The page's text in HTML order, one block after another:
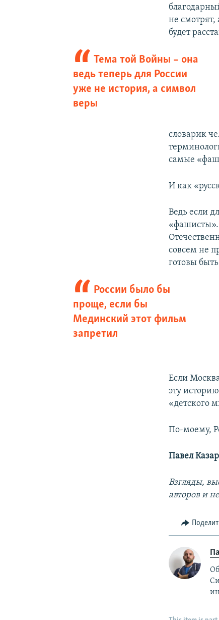
не
будет
Тема той Войны – она
ведь теперь для России
уже не история, а символ
веры
словарик
самые
И как
Ведь если
«фашисты».
совсем не
готовы
России было бы
проще, если бы
Мединский этот фильм
запретил
Если
эту
«детского
По-моему,
Павел
Взгляды,
авторов и